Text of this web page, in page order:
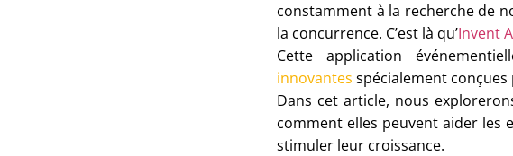
constamment à la recherche de
la concurrence. C’est là qu’Invent
Cette application
innovantes spécialement
Dans cet article, nous
comment elles peuvent aider les
stimuler leur croissance.